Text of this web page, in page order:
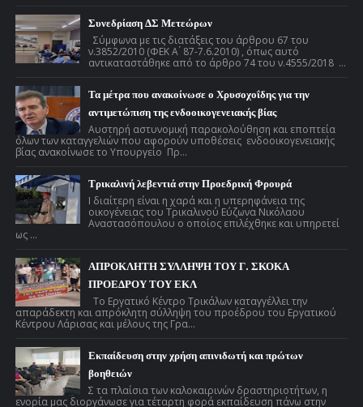
Συνεδρίαση ΔΣ Μετεώρων
Σύμφωνα με τις διατάξεις του άρθρου 67 του
ν.3852/2010 (ΦΕΚ Α ́ 87-7.6.2010) , όπως αυτό
αντικαταστάθηκε από το άρθρο 74 του ν.4555/2018 ...
Τα μέτρα που ανακοίνωσε ο Χρυσοχοΐδης για την
αντιμετώπιση της ενδοοικογενειακής βίας
Αυστηρή αστυνομική παρακολούθηση και εποπτεία
όλων των καταγγελιών που αφορούν υποθέσεις ενδοοικογενειακής
βίας ανακοίνωσε το Υπουργείο Πρ...
Τρικαλινή λεβεντιά στην Προεδρική Φρουρά
Ι διαίτερη είναι η χαρά και η υπερηφάνεια της
οικογένειας του Τρικαλινού Εύζωνα Νικόλαου
Αναστασόπουλου ο οποίος επιλέχθηκε και υπηρετεί
ως ...
ΑΠΡΟΚΛΗΤΗ ΣΥΛΛΗΨΗ ΤΟΥ Γ. ΣΚΟΚΑ
ΠΡΟΕΔΡΟΥ ΤΟΥ ΕΚΛ
Το Εργατικό Κέντρο Τρικάλων καταγγέλλει την
απαράδεκτη και απρόκλητη σύλληψη του προέδρου του Εργατικού
Κέντρου Λάρισας και μέλους της Γρα...
Εκπαίδευση στην χρήση απινιδωτή και πρώτων
βοηθειών
Σ τα πλαίσια των καλοκαιρινών δραστηριοτήτων, η
ενορία μας διοργάνωσε για τέταρτη φορά εκπαίδευση πάνω στην